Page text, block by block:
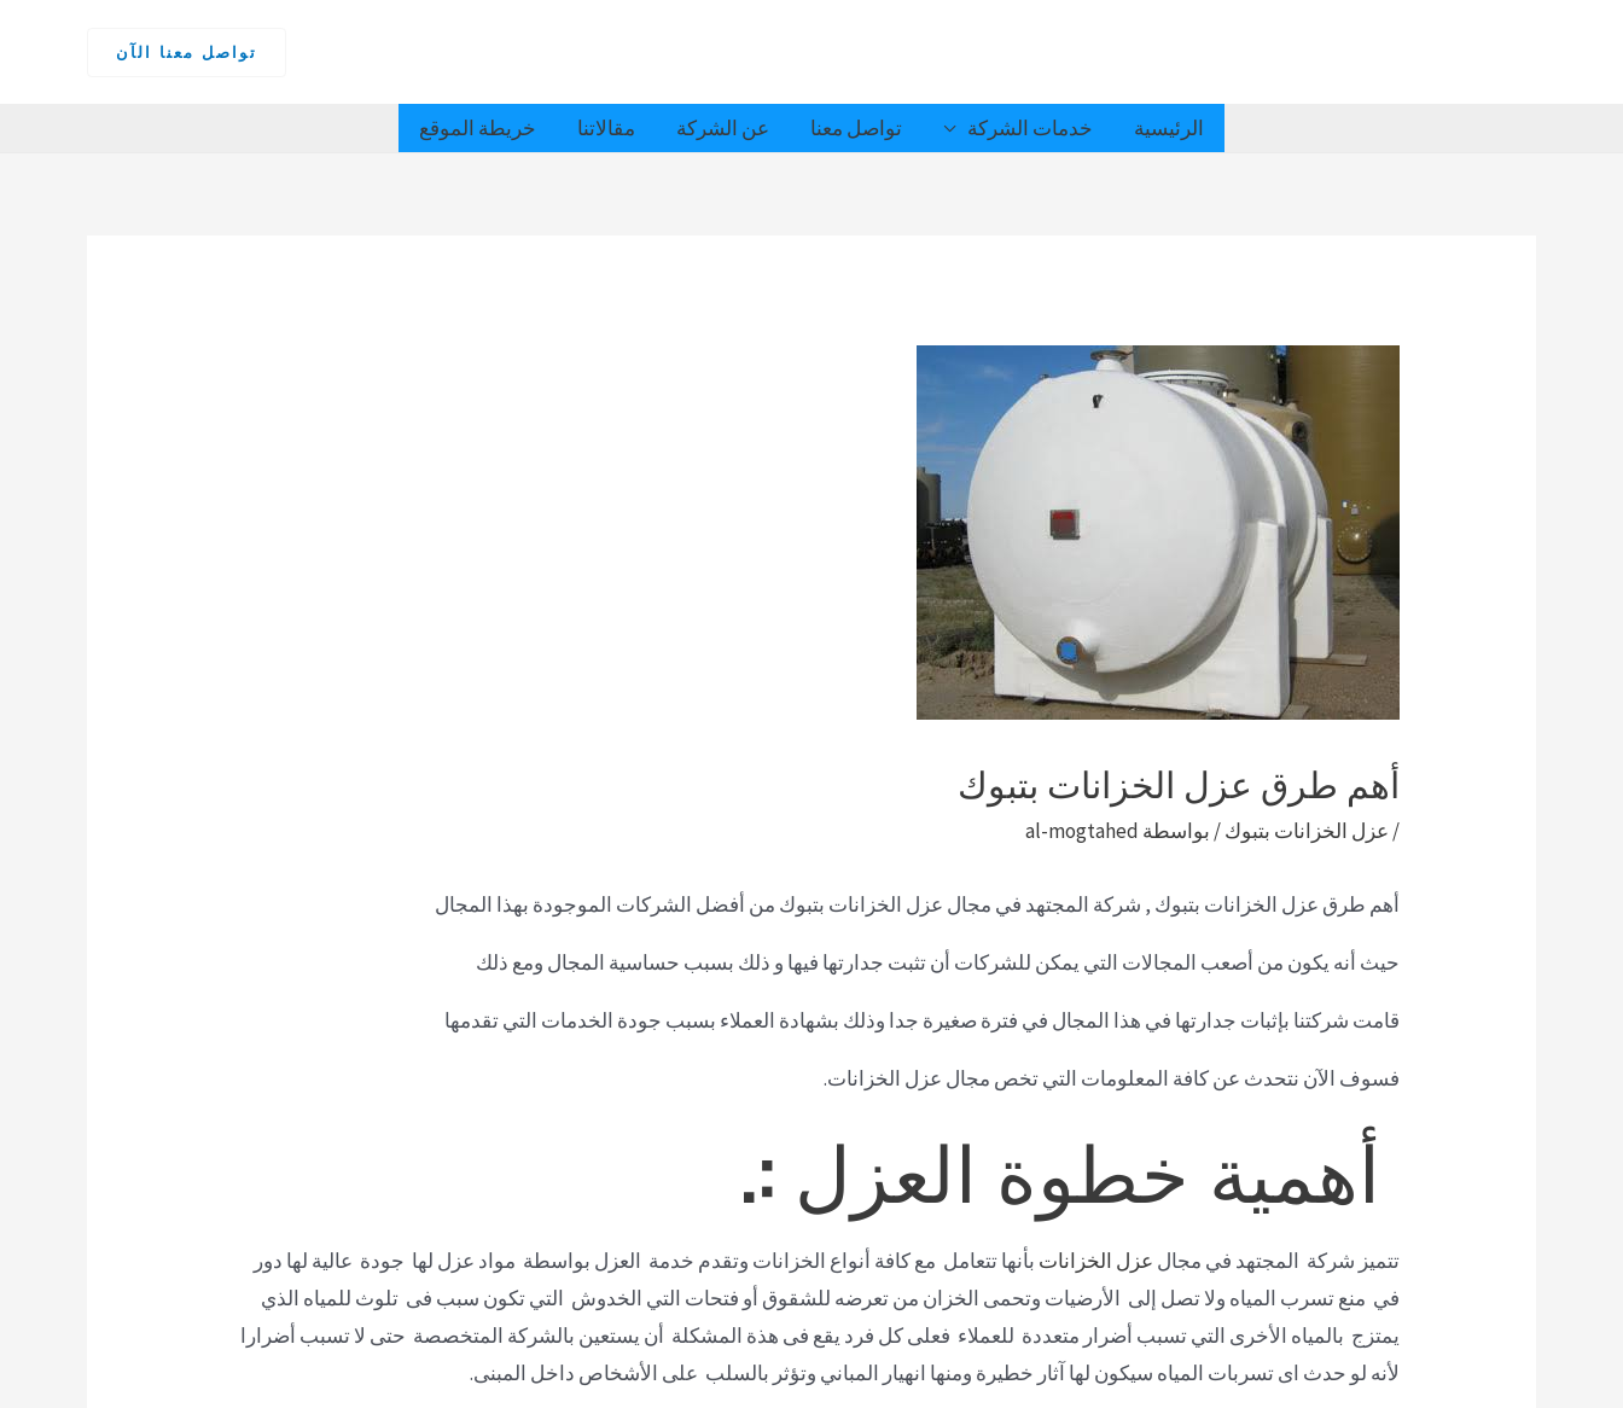
تواصل معنا الآن
الرئيسية خدمات الشركة تواصل معنا عن الشركة مقالاتنا خريطة الموقع
أهم طرق عزل الخزانات بتبوك
/ عزل الخزانات بتبوك/ بواسطة al-mogtahed
أهم طرق عزل الخزانات بتبوك , شركة المجتهد في مجال عزل الخزانات بتبوك من أفضل الشركات الموجودة بهذا المجال
حيث أنه يكون من أصعب المجالات التي يمكن للشركات أن تثبت جدارتها فيها و ذلك بسبب حساسية المجال ومع ذلك
قامت شركتنا بإثبات جدارتها في هذا المجال في فترة صغيرة جدا وذلك بشهادة العملاء بسبب جودة الخدمات التي تقدمها
فسوف الآن نتحدث عن كافة المعلومات التي تخص مجال عزل الخزانات.
أهمية خطوة العزل :.
تتميز شركة المجتهد في مجال عزل الخزانات بأنها تتعامل مع كافة أنواع الخزانات وتقدم خدمة العزل بواسطة مواد عزل لها جودة عالية لها دور
في منع تسرب المياه ولا تصل إلى الأرضيات وتحمى الخزان من تعرضه للشقوق أو فتحات التي الخدوش التي تكون سبب فى تلوث للمياه الذي
يمتزج بالمياه الأخرى التي تسبب أضرار متعددة للعملاء فعلى كل فرد يقع فى هذة المشكلة أن يستعين بالشركة المتخصصة حتى لا تسبب أضرارا
لأنه لو حدث اى تسربات المياه سيكون لها آثار خطيرة ومنها انهيار المباني وتؤثر بالسلب على الأشخاص داخل المبنى.